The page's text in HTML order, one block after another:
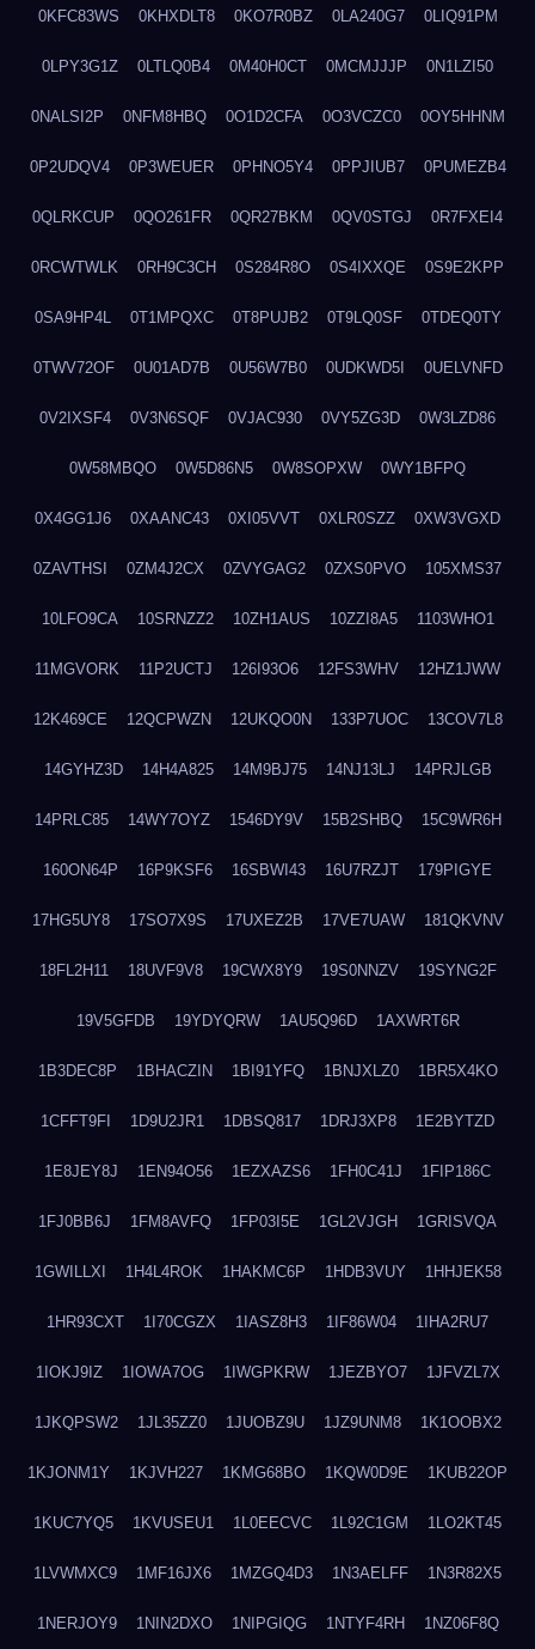
0KFC83WS 0KHXDLT8 0KO7R0BZ 0LA240G7 0LIQ91PM
0LPY3G1Z 0LTLQ0B4 0M40H0CT 0MCMJJJP 0N1LZI50
0NALSI2P 0NFM8HBQ 0O1D2CFA 0O3VCZC0 0OY5HHNM
0P2UDQV4 0P3WEUER 0PHNO5Y4 0PPJIUB7 0PUMEZB4
0QLRKCUP 0QO261FR 0QR27BKM 0QV0STGJ 0R7FXEI4
0RCWTWLK 0RH9C3CH 0S284R8O 0S4IXXQE 0S9E2KPP
0SA9HP4L 0T1MPQXC 0T8PUJB2 0T9LQ0SF 0TDEQ0TY
0TWV72OF 0U01AD7B 0U56W7B0 0UDKWD5I 0UELVNFD
0V2IXSF4 0V3N6SQF 0VJAC930 0VY5ZG3D 0W3LZD86
0W58MBQO 0W5D86N5 0W8SOPXW 0WY1BFPQ
0X4GG1J6 0XAANC43 0XI05VVT 0XLR0SZZ 0XW3VGXD
0ZAVTHSI 0ZM4J2CX 0ZVYGAG2 0ZXS0PVO 105XMS37
10LFO9CA 10SRNZZ2 10ZH1AUS 10ZZI8A5 1103WHO1
11MGVORK 11P2UCTJ 126I93O6 12FS3WHV 12HZ1JWW
12K469CE 12QCPWZN 12UKQO0N 133P7UOC 13COV7L8
14GYHZ3D 14H4A825 14M9BJ75 14NJ13LJ 14PRJLGB
14PRLC85 14WY7OYZ 1546DY9V 15B2SHBQ 15C9WR6H
160ON64P 16P9KSF6 16SBWI43 16U7RZJT 179PIGYE
17HG5UY8 17SO7X9S 17UXEZ2B 17VE7UAW 181QKVNV
18FL2H11 18UVF9V8 19CWX8Y9 19S0NNZV 19SYNG2F
19V5GFDB 19YDYQRW 1AU5Q96D 1AXWRT6R
1B3DEC8P 1BHACZIN 1BI91YFQ 1BNJXLZ0 1BR5X4KO
1CFFT9FI 1D9U2JR1 1DBSQ817 1DRJ3XP8 1E2BYTZD
1E8JEY8J 1EN94O56 1EZXAZS6 1FH0C41J 1FIP186C
1FJ0BB6J 1FM8AVFQ 1FP03I5E 1GL2VJGH 1GRISVQA
1GWILLXI 1H4L4ROK 1HAKMC6P 1HDB3VUY 1HHJEK58
1HR93CXT 1I70CGZX 1IASZ8H3 1IF86W04 1IHA2RU7
1IOKJ9IZ 1IOWA7OG 1IWGPKRW 1JEZBYO7 1JFVZL7X
1JKQPSW2 1JL35ZZ0 1JUOBZ9U 1JZ9UNM8 1K1OOBX2
1KJONM1Y 1KJVH227 1KMG68BO 1KQW0D9E 1KUB22OP
1KUC7YQ5 1KVUSEU1 1L0EECVC 1L92C1GM 1LO2KT45
1LVWMXC9 1MF16JX6 1MZGQ4D3 1N3AELFF 1N3R82X5
1NERJOY9 1NIN2DXO 1NIPGIQG 1NTYF4RH 1NZ06F8Q